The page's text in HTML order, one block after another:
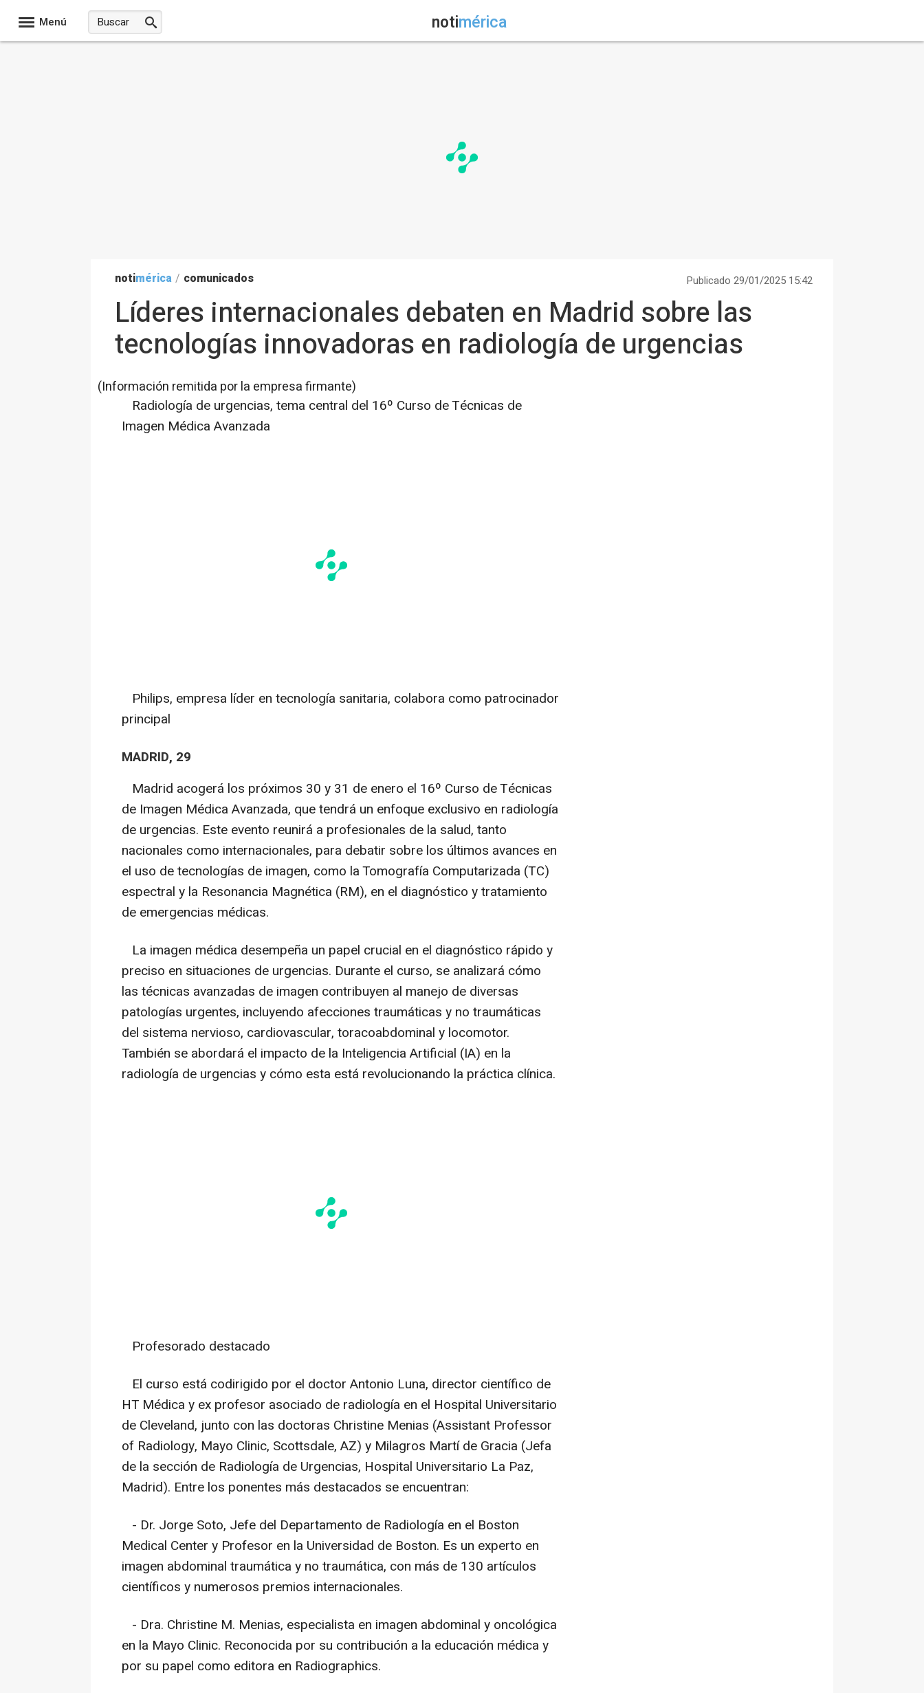
Menú notimérica
notimérica / comunicados Publicado 29/01/2025 15:42
Líderes internacionales debaten en Madrid sobre las
tecnologías innovadoras en radiología de urgencias
(Información remitida por la empresa firmante)
Radiología de urgencias, tema central del 16º Curso de Técnicas de
Imagen Médica Avanzada
Philips, empresa líder en tecnología sanitaria, colabora como patrocinador
principal
MADRID, 29
Madrid acogerá los próximos 30 y 31 de enero el 16º Curso de Técnicas
de Imagen Médica Avanzada, que tendrá un enfoque exclusivo en radiología
de urgencias. Este evento reunirá a profesionales de la salud, tanto
nacionales como internacionales, para debatir sobre los últimos avances en
el uso de tecnologías de imagen, como la Tomografía Computarizada (TC)
espectral y la Resonancia Magnética (RM), en el diagnóstico y tratamiento
de emergencias médicas.
La imagen médica desempeña un papel crucial en el diagnóstico rápido y
preciso en situaciones de urgencias. Durante el curso, se analizará cómo
las técnicas avanzadas de imagen contribuyen al manejo de diversas
patologías urgentes, incluyendo afecciones traumáticas y no traumáticas
del sistema nervioso, cardiovascular, toracoabdominal y locomotor.
También se abordará el impacto de la Inteligencia Artificial (IA) en la
radiología de urgencias y cómo esta está revolucionando la práctica clínica.
Profesorado destacado
El curso está codirigido por el doctor Antonio Luna, director científico de
HT Médica y ex profesor asociado de radiología en el Hospital Universitario
de Cleveland, junto con las doctoras Christine Menias (Assistant Professor
of Radiology, Mayo Clinic, Scottsdale, AZ) y Milagros Martí de Gracia (Jefa
de la sección de Radiología de Urgencias, Hospital Universitario La Paz,
Madrid). Entre los ponentes más destacados se encuentran:
- Dr. Jorge Soto, Jefe del Departamento de Radiología en el Boston
Medical Center y Profesor en la Universidad de Boston. Es un experto en
imagen abdominal traumática y no traumática, con más de 130 artículos
científicos y numerosos premios internacionales.
- Dra. Christine M. Menias, especialista en imagen abdominal y oncológica
en la Mayo Clinic. Reconocida por su contribución a la educación médica y
por su papel como editora en Radiographics.